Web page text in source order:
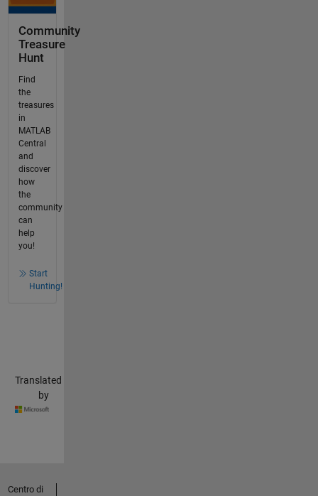
Community
Treasure
Hunt
Find
the
treasures
in
MATLAB
Central
and
discover
how
the
community
can
help
you!
Start
Hunting!
Translated
by
Centro di